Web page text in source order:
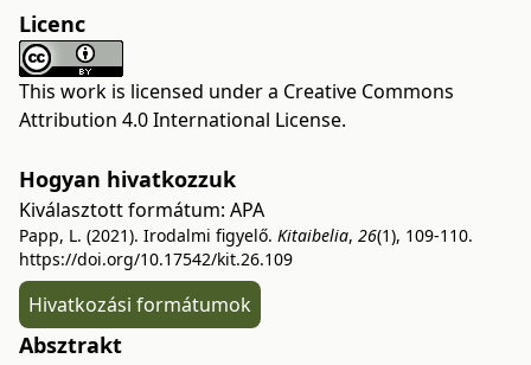
Licenc
This work is licensed under a Creative Commons
Attribution 4.0 International License.
Hogyan hivatkozzuk
Kiválasztott formátum: APA
Papp, L. (2021). Irodalmi figyelő. Kitaibelia, 26(1), 109-110.
https://doi.org/10.17542/kit.26.109
Hivatkozási formátumok
Absztrakt